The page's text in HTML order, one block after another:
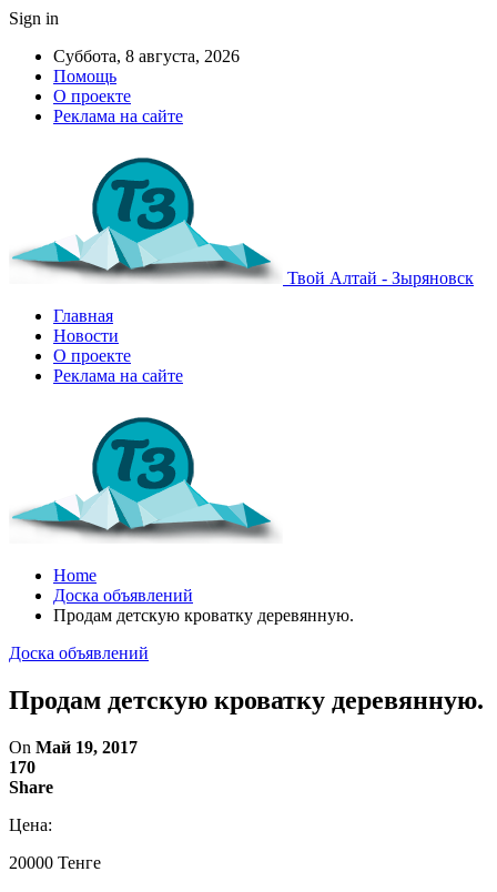
Sign in
Суббота, 8 августа, 2026
Помощь
О проекте
Реклама на сайте
Твой Алтай - Зыряновск
Главная
Новости
О проекте
Реклама на сайте
Home
Доска объявлений
Продам детскую кроватку деревянную.
Доска объявлений
Продам детскую кроватку деревянную.
On Май 19, 2017
170
Share
Цена:
20000 Тенге